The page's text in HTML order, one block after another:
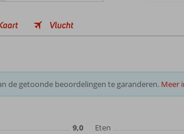
Vlucht
de getoonde beoordelingen te garanderen. Meer
9,0
Eten